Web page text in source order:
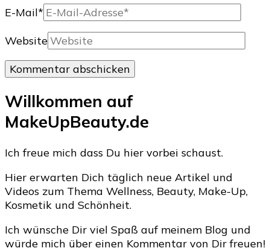
E-Mail*
Website
Willkommen auf
MakeUpBeauty.de
Ich freue mich dass Du hier vorbei schaust.
Hier erwarten Dich täglich neue Artikel und
Videos zum Thema Wellness, Beauty, Make-Up,
Kosmetik und Schönheit.
Ich wünsche Dir viel Spaß auf meinem Blog und
würde mich über einen Kommentar von Dir freuen!